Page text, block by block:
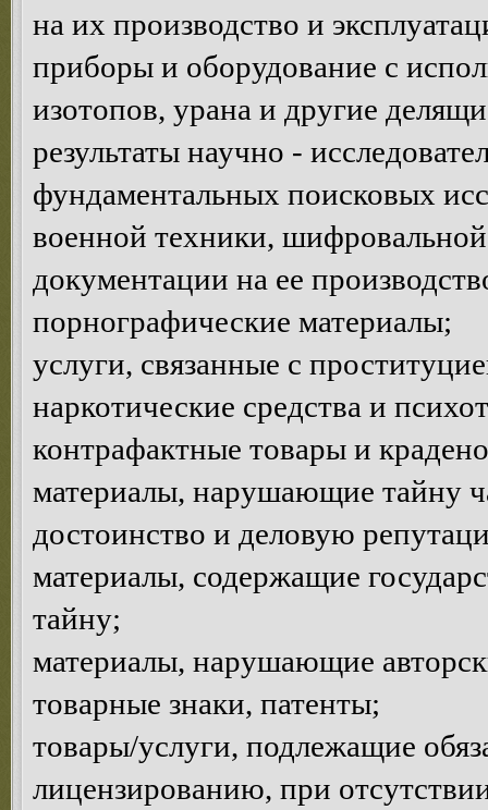
на их производство и
приборы и оборудование с
изотопов, урана и другие
результаты научно -
фундаментальных поисковых
военной техники,
документации на ее
порнографические материалы;
услуги, связанные с
наркотические средства и
контрафактные товары и
материалы, нарушающие тайну
достоинство и деловую
материалы, содержащие
тайну;
материалы, нарушающие
товарные знаки, патенты;
товары/услуги, подлежащие
лицензированию, при